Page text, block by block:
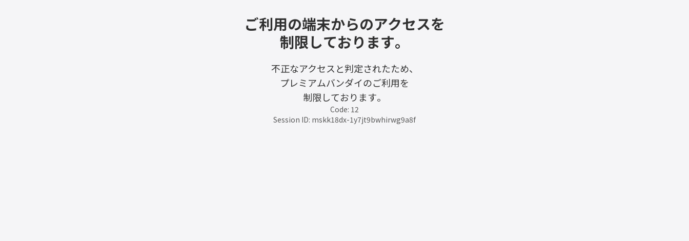
ご利用の端末からのアクセスを
制限しております。
不正なアクセスと判定されたため、
プレミアムバンダイのご利用を
制限しております。
Code: 12
Session ID: mskk18dx-1y7jt9bwhirwg9a8f